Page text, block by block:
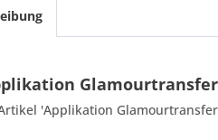
'Applikation